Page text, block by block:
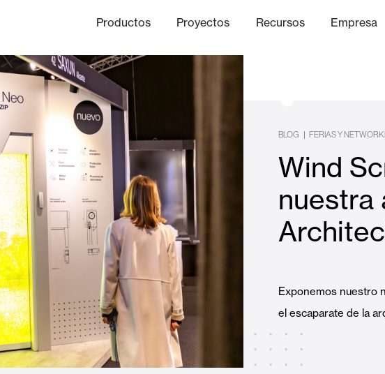
Productos
Pérgolas
Alicantinas y Cortinas exteriores Toldos
Proyectos
Oficinas
Recursos
Información Técnica
Empresa
Canal Ético
BLOG | FERIAS Y
Wind
nuestra
Exponemos nuestro
el escaparate de la